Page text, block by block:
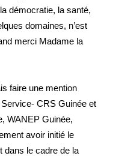
démocratie, la santé,
domaines, n’est
merci Madame la
faire une mention
CRS Guinée et
WANEP Guinée,
avoir initié le
dans le cadre de la